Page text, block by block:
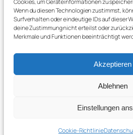
Cookies, um Geräteinformationen zu
Wenn du diesen Technologien zustimmst,
Surfverhalten oder eindeutige IDs auf dieser
deine Zustimmung nicht erteilst oder
Merkmale und Funktionen beeinträchtigt
Akzeptieren
Ablehnen
Einstellungen
Cookie-Richtlinie